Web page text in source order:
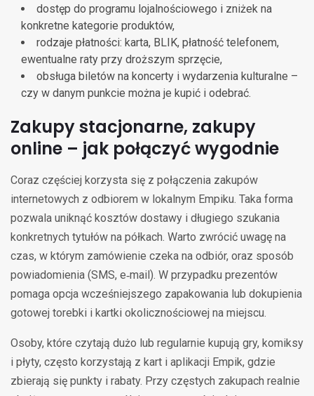
dostęp do programu lojalnościowego i zniżek na
konkretne kategorie produktów,
rodzaje płatności: karta, BLIK, płatność telefonem,
ewentualne raty przy droższym sprzęcie,
obsługa biletów na koncerty i wydarzenia kulturalne –
czy w danym punkcie można je kupić i odebrać.
Zakupy stacjonarne, zakupy
online – jak połączyć wygodnie
Coraz częściej korzysta się z połączenia zakupów
internetowych z odbiorem w lokalnym Empiku. Taka forma
pozwala uniknąć kosztów dostawy i długiego szukania
konkretnych tytułów na półkach. Warto zwrócić uwagę na
czas, w którym zamówienie czeka na odbiór, oraz sposób
powiadomienia (SMS, e‑mail). W przypadku prezentów
pomaga opcja wcześniejszego zapakowania lub dokupienia
gotowej torebki i kartki okolicznościowej na miejscu.
Osoby, które czytają dużo lub regularnie kupują gry, komiksy
i płyty, często korzystają z kart i aplikacji Empik, gdzie
zbierają się punkty i rabaty. Przy częstych zakupach realnie